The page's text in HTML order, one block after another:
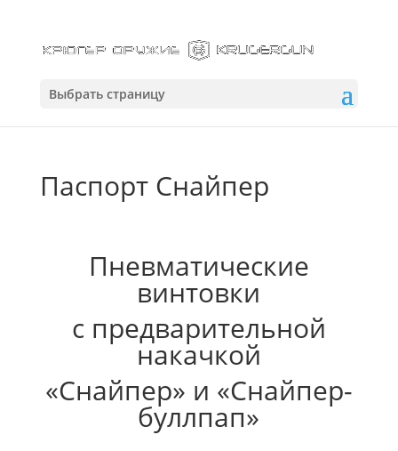
Выбрать страницу
Паспорт Снайпер
Пневматические
винтовки
с предварительной
накачкой
«Снайпер» и «Снайпер-
буллпап»